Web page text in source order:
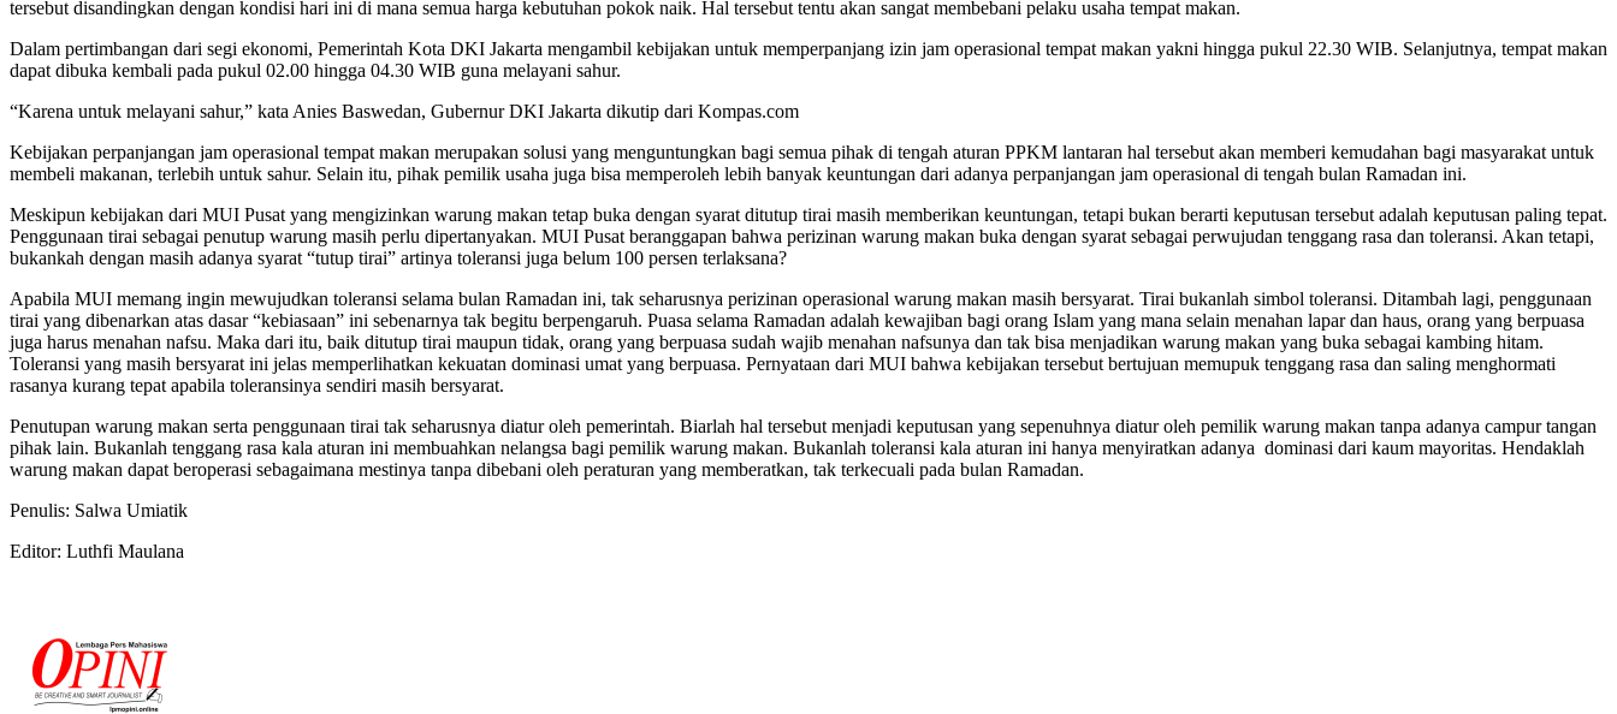
tersebut disandingkan dengan kondisi hari ini di mana semua harga kebutuhan pokok naik. Hal tersebut tentu akan sangat membebani pelaku usaha tempat makan.
Dalam pertimbangan dari segi ekonomi, Pemerintah Kota DKI Jakarta mengambil kebijakan untuk memperpanjang izin jam operasional tempat makan yakni hingga pukul 22.30 WIB. Selanjutnya, tempat makan
dapat dibuka kembali pada pukul 02.00 hingga 04.30 WIB guna melayani sahur.
“Karena untuk melayani sahur,” kata Anies Baswedan, Gubernur DKI Jakarta dikutip dari Kompas.com
Kebijakan perpanjangan jam operasional tempat makan merupakan solusi yang menguntungkan bagi semua pihak di tengah aturan PPKM lantaran hal tersebut akan memberi kemudahan bagi masyarakat untuk
membeli makanan, terlebih untuk sahur. Selain itu, pihak pemilik usaha juga bisa memperoleh lebih banyak keuntungan dari adanya perpanjangan jam operasional di tengah bulan Ramadan ini.
Meskipun kebijakan dari MUI Pusat yang mengizinkan warung makan tetap buka dengan syarat ditutup tirai masih memberikan keuntungan, tetapi bukan berarti keputusan tersebut adalah keputusan paling tepat.
Penggunaan tirai sebagai penutup warung masih perlu dipertanyakan. MUI Pusat beranggapan bahwa perizinan warung makan buka dengan syarat sebagai perwujudan tenggang rasa dan toleransi. Akan tetapi,
bukankah dengan masih adanya syarat “tutup tirai” artinya toleransi juga belum 100 persen terlaksana?
Apabila MUI memang ingin mewujudkan toleransi selama bulan Ramadan ini, tak seharusnya perizinan operasional warung makan masih bersyarat. Tirai bukanlah simbol toleransi. Ditambah lagi, penggunaan
tirai yang dibenarkan atas dasar “kebiasaan” ini sebenarnya tak begitu berpengaruh. Puasa selama Ramadan adalah kewajiban bagi orang Islam yang mana selain menahan lapar dan haus, orang yang berpuasa
juga harus menahan nafsu. Maka dari itu, baik ditutup tirai maupun tidak, orang yang berpuasa sudah wajib menahan nafsunya dan tak bisa menjadikan warung makan yang buka sebagai kambing hitam.
Toleransi yang masih bersyarat ini jelas memperlihatkan kekuatan dominasi umat yang berpuasa. Pernyataan dari MUI bahwa kebijakan tersebut bertujuan memupuk tenggang rasa dan saling menghormati
rasanya kurang tepat apabila toleransinya sendiri masih bersyarat.
Penutupan warung makan serta penggunaan tirai tak seharusnya diatur oleh pemerintah. Biarlah hal tersebut menjadi keputusan yang sepenuhnya diatur oleh pemilik warung makan tanpa adanya campur tangan
pihak lain. Bukanlah tenggang rasa kala aturan ini membuahkan nelangsa bagi pemilik warung makan. Bukanlah toleransi kala aturan ini hanya menyiratkan adanya dominasi dari kaum mayoritas. Hendaklah
warung makan dapat beroperasi sebagaimana mestinya tanpa dibebani oleh peraturan yang memberatkan, tak terkecuali pada bulan Ramadan.
Penulis: Salwa Umiatik
Editor: Luthfi Maulana